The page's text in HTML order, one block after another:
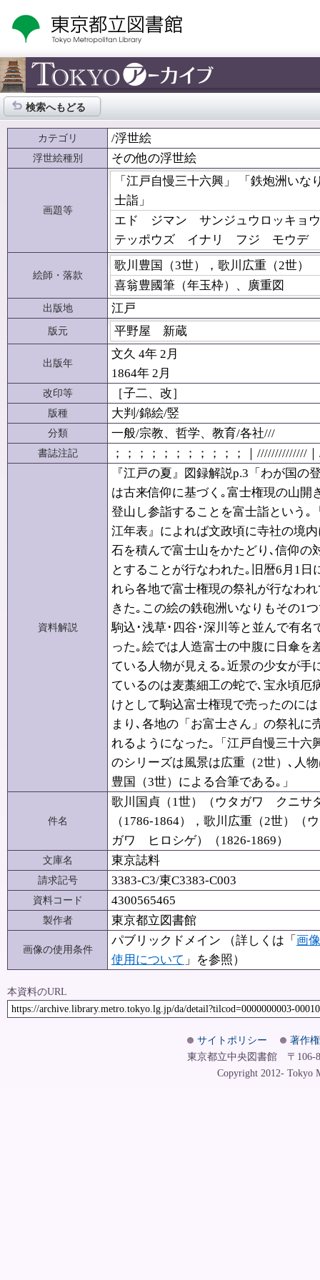
検索へもどる
カテゴリ /浮世絵
浮世絵種別 その他の浮世絵
画題等
「江戸自慢三十六興」 「鉄炮洲いな
士詣」
エド ジマン サンジュウロッキ
テッポウズ イナリ フジ モウデ
絵師・落款
歌川豊国（3世），歌川広重（2世）
喜翁豊國筆（年玉枠）、廣重図
出版地 江戸
版元 平野屋 新蔵
出版年
文久 4年 2月
1864年 2月
改印等 ［子二、改］
版種 大判/錦絵/竪
分類 一般/宗教、哲学、教育/各社///
書誌注記 ；；；；；；；；；；；｜//////////////
資料解説
『江戸の夏』図録解説p.3「わが国の
は古来信仰に基づく｡富士権現の山開
登山し参詣することを富士詣という｡
江年表』によれば文政頃に寺社の境
石を積んで富士山をかたどり､信仰の
とすることが行なわれた｡旧暦6月1日
れら各地で富士権現の祭礼が行なわ
きた｡この絵の鉄砲洲いなりもその1
駒込･浅草･四谷･深川等と並んで有名
った｡絵では人造富士の中腹に日傘を
ている人物が見える｡近景の少女が手
ているのは麦藁細工の蛇で､宝永頃厄
けとして駒込富士権現で売ったのに
まり､各地の「お富士さん」の祭礼に
れるようになった｡「江戸自慢三十六
のシリーズは風景は広重（2世）､人
豊国（3世）による合筆である｡」
件名
歌川国貞（1世）（ウタガワ クニサ
（1786-1864），歌川広重（2世）（
ガワ ヒロシゲ）（1826-1869）
文庫名 東京誌料
請求記号 3383-C3/東C3383-C003
資料コード 4300565465
製作者 東京都立図書館
画像の使用条件
パブリックドメイン （詳しくは「 画
使用について 」を参照）
本資料のURL
https://archive.library.metro.tokyo.lg.jp/da/detail?tilcod=0000000003-
サイトポリシー
著作
東京都立中央図書館 〒106-
Copyright 2012- Tokyo